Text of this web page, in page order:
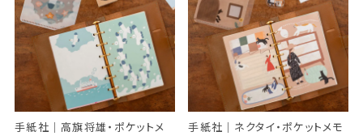
手紙社｜高旗将雄・ポケットメ
手紙社｜ネクタイ・ポケットメモ